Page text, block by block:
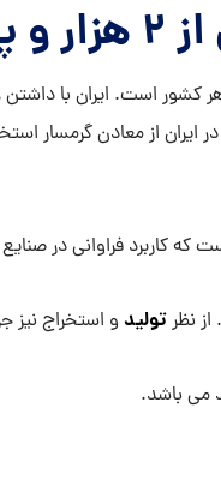
نمک
حاضر، بیش از ۷۰ درصد نمک در
کاربرد فراوانی در
تولید و استخراج